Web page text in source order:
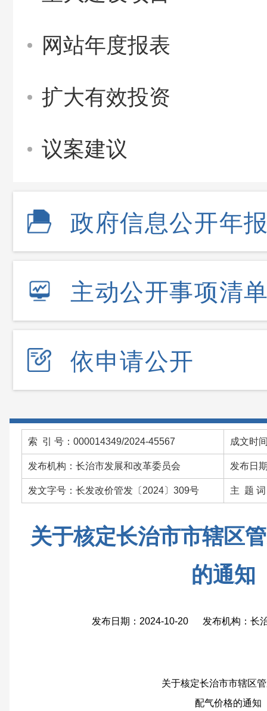
网站年度报表
扩大有效投资
议案建议
政府信息公开年
主动公开事项清
依申请公开
索 引 号：000014349/2024-45567 成文时
发布机构：长治市发展和改革委员会 发布日
发文字号：长发改价管发〔2024〕309号 主 题 词
关于核定长治市市辖区
的通知
发布日期：2024-10-20 发布机构：长
关于核定长治市市辖区
配气价格的通知